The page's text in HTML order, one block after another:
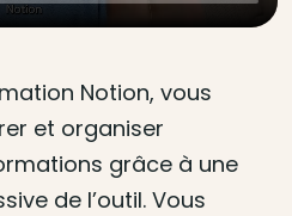
Notion, vous
et organiser
grâce à une
de l’outil. Vous